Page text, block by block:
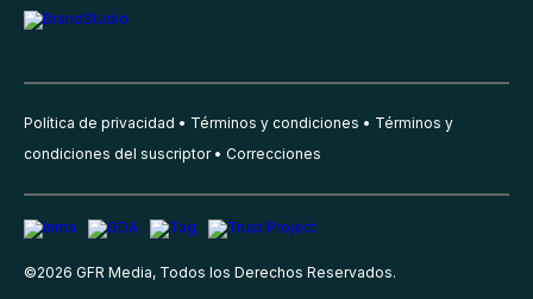
Política de privacidad Términos y condiciones
Términos y
condiciones del suscriptor
Correcciones
©2026 GFR Media, Todos los Derechos Reservados.